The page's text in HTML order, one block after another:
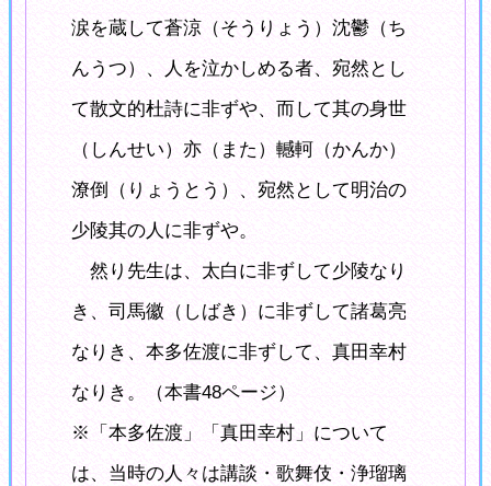
涙を蔵して蒼涼（そうりょう）沈鬱（ち
んうつ）、人を泣かしめる者、宛然とし
て散文的杜詩に非ずや、而して其の身世
（しんせい）亦（また）轗軻（かんか）
潦倒（りょうとう）、宛然として明治の
少陵其の人に非ずや。
然り先生は、太白に非ずして少陵なり
き、司馬徽（しばき）に非ずして諸葛亮
なりき、本多佐渡に非ずして、真田幸村
なりき。（本書48ページ）
※「本多佐渡」「真田幸村」について
は、当時の人々は講談・歌舞伎・浄瑠璃